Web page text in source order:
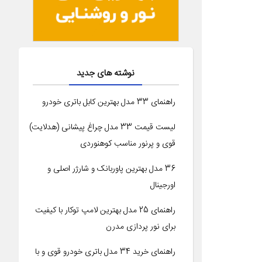
نوشته های جدید
راهنمای 33 مدل بهترین کابل باتری خودرو
لیست قیمت 33 مدل چراغ پیشانی (هدلایت)
قوی و پرنور مناسب کوهنوردی
36 مدل بهترین پاوربانک و شارژر اصلی و
اورجینال
راهنمای 25 مدل بهترین لامپ توکار با کیفیت
برای نور پردازی مدرن
راهنمای خرید 34 مدل باتری خودرو قوی و با